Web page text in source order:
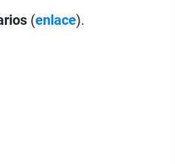
(enlace).